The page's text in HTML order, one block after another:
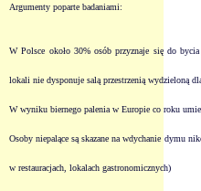
Argumenty poparte badaniami:
W Polsce około 30% osób przyznaje się do
lokali nie dysponuje salą przestrzenią wydzieloną
W wyniku biernego palenia w Europie co roku
Osoby niepalące są skazane na wdychanie dymu
w restauracjach, lokalach gastronomicznych)